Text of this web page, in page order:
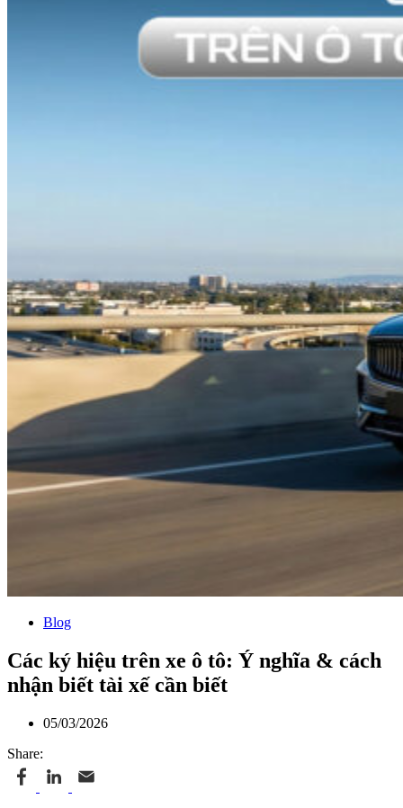
Blog
Các ký hiệu trên xe ô tô: Ý nghĩa & cách
nhận biết tài xế cần biết
05/03/2026
Share: